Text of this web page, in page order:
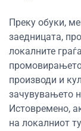
Преку обуки,
заедницата,
локалните
производи и
зачувувањето
Истовремено,
на локалниот